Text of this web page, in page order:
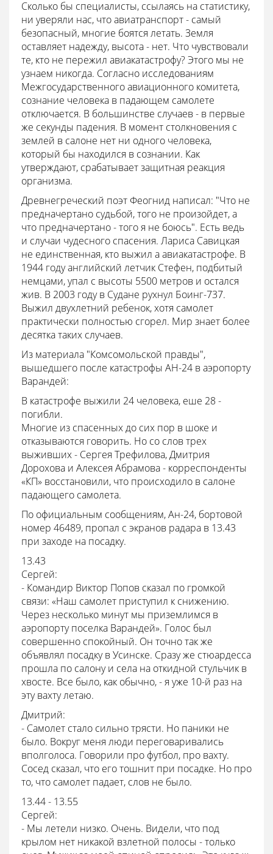
Сколько бы специалисты, ссылаясь на статистику,
ни уверяли нас, что авиатранспорт - самый
безопасный, многие боятся летать. Земля
оставляет надежду, высота - нет. Что чувствовали
те, кто не пережил авиакатастрофу? Этого мы не
узнаем никогда. Согласно исследованиям
Межгосударственного авиационного комитета,
сознание человека в падающем самолете
отключается. В большинстве случаев - в первые
же секунды падения. В момент столкновения с
землей в салоне нет ни одного человека,
который бы находился в сознании. Как
утверждают, срабатывает защитная реакция
организма.
Древнегреческий поэт Феогнид написал: "Что не
предначертано судьбой, того не произойдет, а
что предначертано - того я не боюсь". Есть ведь
и случаи чудесного спасения. Лариса Савицкая
не единственная, кто выжил а авиакатастрофе. В
1944 году английский летчик Стефен, подбитый
немцами, упал с высоты 5500 метров и остался
жив. В 2003 году в Судане рухнул Боинг-737.
Выжил двухлетний ребенок, хотя самолет
практически полностью сгорел. Мир знает более
десятка таких случаев.
Из материала "Комсомольской правды",
вышедшего после катастрофы АН-24 в аэропорту
Варандей:
В катастрофе выжили 24 человека, еше 28 -
погибли.
Многие из спасенных до сих пор в шоке и
отказываются говорить. Но со слов трех
выживших - Сергея Трефилова, Дмитрия
Дорохова и Алексея Абрамова - корреспонденты
«КП» восстановили, что происходило в салоне
падающего самолета.
По официальным сообщениям, Ан-24, бортовой
номер 46489, пропал с экранов радара в 13.43
при заходе на посадку.
13.43
Сергей:
- Командир Виктор Попов сказал по громкой
связи: «Наш самолет приступил к снижению.
Через несколько минут мы приземлимся в
аэропорту поселка Варандей». Голос был
совершенно спокойный. Он точно так же
объявлял посадку в Усинске. Сразу же стюардесса
прошла по салону и села на откидной стульчик в
хвосте. Все было, как обычно, - я уже 10-й раз на
эту вахту летаю.
Дмитрий:
- Самолет стало сильно трясти. Но паники не
было. Вокруг меня люди переговаривались
вполголоса. Говорили про футбол, про вахту.
Сосед сказал, что его тошнит при посадке. Но про
то, что самолет падает, слов не было.
13.44 - 13.55
Сергей:
- Мы летели низко. Очень. Видели, что под
крылом нет никакой взлетной полосы - только